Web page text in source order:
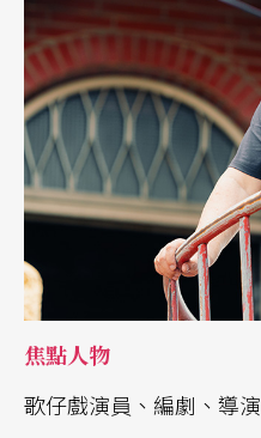
焦點人物
歌仔戲演員、編劇、導演